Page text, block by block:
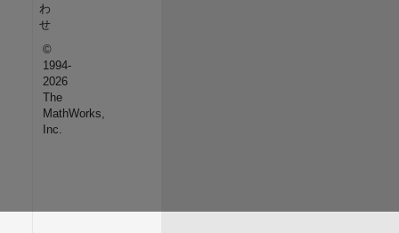
わ
せ
©
1994-
2026
The
MathWorks,
Inc.